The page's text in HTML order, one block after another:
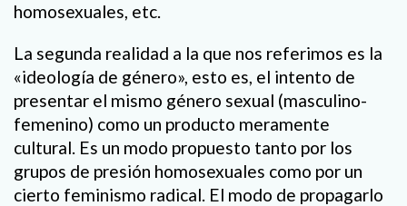
homosexuales, etc.
La segunda realidad a la que nos referimos es la
«ideología de género», esto es, el intento de
presentar el mismo género sexual (masculino-
femenino) como un producto meramente
cultural. Es un modo propuesto tanto por los
grupos de presión homosexuales como por un
cierto feminismo radical. El modo de propagarlo